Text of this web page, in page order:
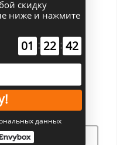
SENDO (R32)
25 м
Узнать цену
скидку
ниже и нажмите
01 : 22 : 40
данных